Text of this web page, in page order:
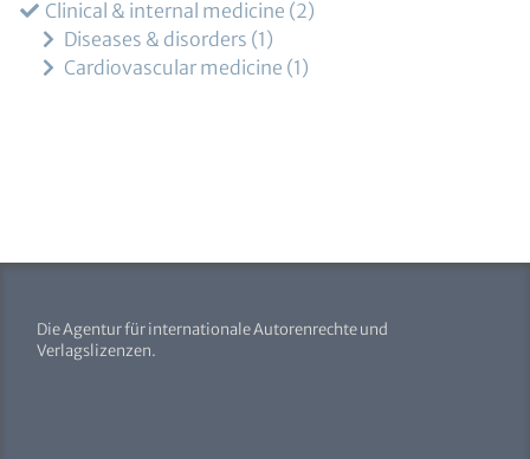
Clinical & internal medicine 2
Diseases & disorders 1
Cardiovascular medicine 1
Die Agentur für internationale Autorenrechte und
Verlagslizenzen.